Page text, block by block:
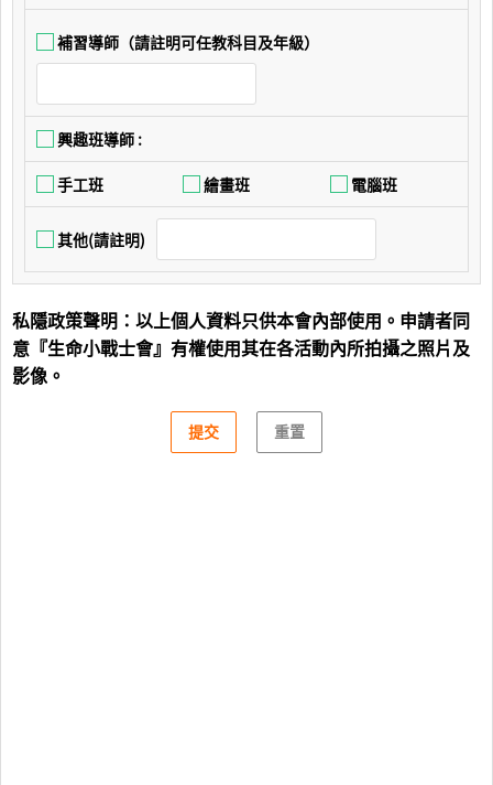
補習導師（請註明可任教科目及年級）
興趣班導師 :
手工班 繪畫班 電腦班
其他(請註明)
私隱政策聲明：以上個人資料只供本會內部使用。申請者同
意『生命小戰士會』有權使用其在各活動內所拍攝之照片及
影像。
提交 重置